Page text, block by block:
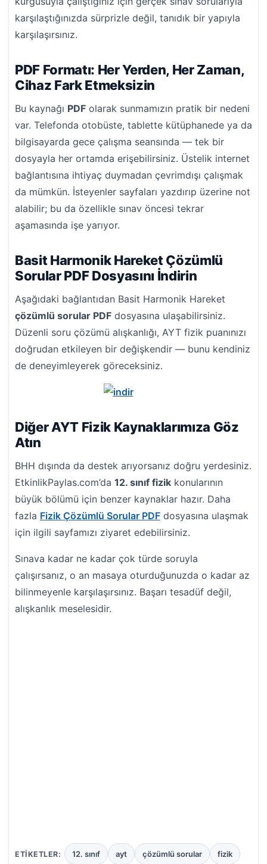
karşılaştığınızda sürprizle değil, tanıdık bir yapıyla
karşılaşırsınız.
PDF Formatı: Her Yerden, Her Zaman,
Cihaz Fark Etmeksizin
Bu kaynağı PDF olarak sunmamızın pratik bir nedeni
var. Telefonda otobüste, tablette kütüphanede ya da
bilgisayarda gece çalışma seansında — tek bir
dosyayla her ortamda erişebilirsiniz. Üstelik internet
bağlantısına ihtiyaç duymadan çevrimdışı çalışmak
da mümkün. İsteyenler sayfaları yazdırıp üzerine not
alabilir; bu da özellikle sınav öncesi tekrar
aşamasında işe yarıyor.
Basit Harmonik Hareket Çözümlü
Sorular PDF Dosyasını İndirin
Aşağıdaki bağlantıdan Basit Harmonik Hareket
çözümlü sorular PDF dosyasına ulaşabilirsiniz.
Düzenli soru çözümü alışkanlığı, AYT fizik puanınızı
doğrudan etkileyen bir değişkendir — bunu kendiniz
de deneyimleyerek göreceksiniz.
Diğer AYT Fizik Kaynaklarımıza Göz
Atın
BHH dışında da destek arıyorsanız doğru yerdesiniz.
EtkinlikPaylas.com’da 12. sınıf fizik konularının
büyük bölümü için benzer kaynaklar hazır. Daha
fazla Fizik Çözümlü Sorular PDF dosyasına ulaşmak
için ilgili sayfamızı ziyaret edebilirsiniz.
Sınava kadar ne kadar çok türde soruyla
çalışırsanız, o an masaya oturduğunuzda o kadar az
bilinmeyenle karşılaşırsınız. Başarı tesadüf değil,
alışkanlık meselesidir.
ETIKETLER: 12. sınıf ayt çözümlü sorular fizik